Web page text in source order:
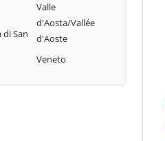
d'Argon
San Pellegrino
Terme
di San
Valle
d'Aosta/Vallée
d'Aoste
Veneto